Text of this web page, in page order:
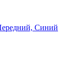
Синий